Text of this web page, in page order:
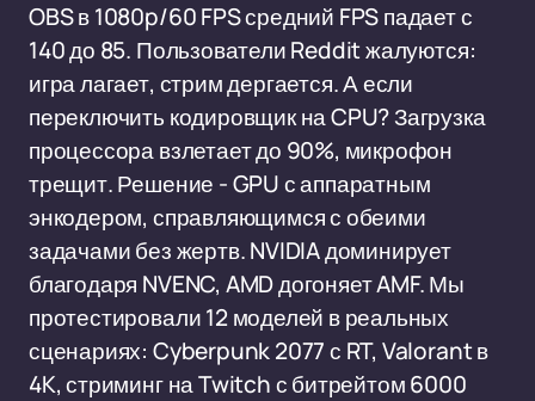
OBS в 1080p/60 FPS средний FPS падает с
140 до 85. Пользователи Reddit жалуются:
игра лагает, стрим дергается. А если
переключить кодировщик на CPU? Загрузка
процессора взлетает до 90%, микрофон
трещит. Решение - GPU с аппаратным
энкодером, справляющимся с обеими
задачами без жертв. NVIDIA доминирует
благодаря NVENC, AMD догоняет AMF. Мы
протестировали 12 моделей в реальных
сценариях: Cyberpunk 2077 с RT, Valorant в
4K, стриминг на Twitch с битрейтом 6000